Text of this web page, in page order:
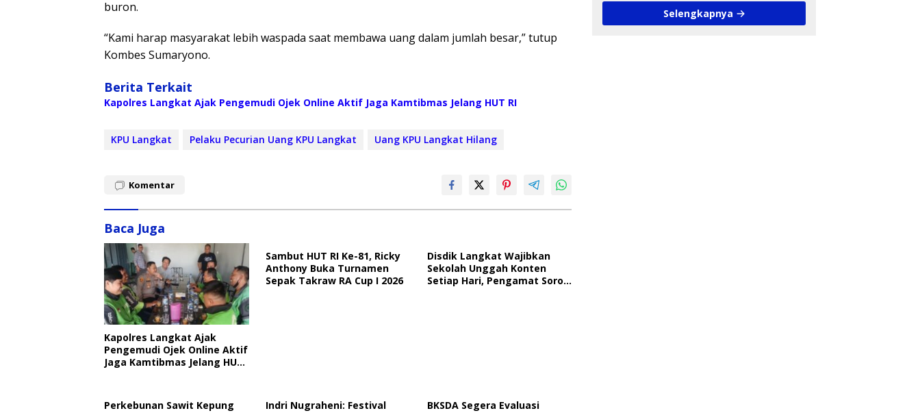
buron.
“Kami harap masyarakat lebih waspada saat membawa uang dalam jumlah besar,” tutup
Kombes Sumaryono.
Berita Terkait
Kapolres Langkat Ajak Pengemudi Ojek Online Aktif Jaga Kamtibmas Jelang HUT RI
KPU Langkat Pelaku Pecurian Uang KPU Langkat Uang KPU Langkat Hilang
Komentar
Baca Juga
Kapolres Langkat Ajak
Pengemudi Ojek Online Aktif
Jaga Kamtibmas Jelang HUT
Sambut HUT RI Ke-81, Ricky
Anthony Buka Turnamen
Sepak Takraw RA Cup I 2026
Disdik Langkat Wajibkan
Sekolah Unggah Konten
Setiap Hari, Pengamat Soroti
Perkebunan Sawit Kepung
Indri Nugraheni: Festival
BKSDA Segera Evaluasi
Selengkapnya